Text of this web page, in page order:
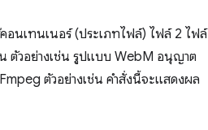
คอนเทนเนอร์ (ประเภทไฟล์) ไฟล์ 2 ไฟล์
ตัวอย่างเช่น รูปแบบ WebM อนุญาต
ตัวอย่างเช่น คำสั่งนี้จะแสดงผล